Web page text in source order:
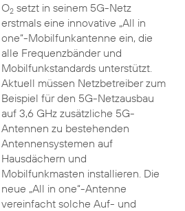
O2setzt in seinem 5G-Netz
erstmals eine innovative „All in
one“-Mobilfunkantenne ein, die
alle Frequenzbänder und
Mobilfunkstandards unterstützt.
Aktuell müssen Netzbetreiber zum
Beispiel für den 5G-Netzausbau
auf 3,6 GHz zusätzliche 5G-
Antennen zu bestehenden
Antennensystemen auf
Hausdächern und
Mobilfunkmasten installieren. Die
neue „All in one“-Antenne
vereinfacht solche Auf- und